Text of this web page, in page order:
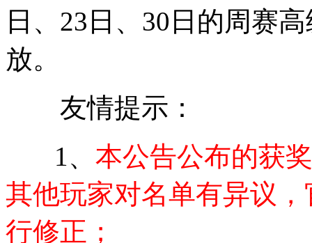
日、23日、30日的周赛
放。
友情提示：
1、 本公告公布的获
其他玩家对名单有异议
行修正；